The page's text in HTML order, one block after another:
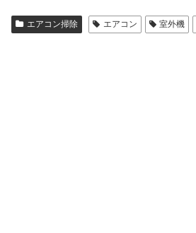
エアコン掃除 エアコン 室外機